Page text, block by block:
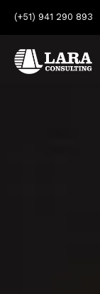
(+51) 941 290 893